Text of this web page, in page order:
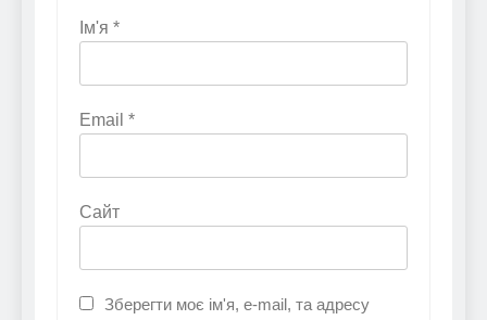
Ім'я *
Email *
Сайт
Зберегти моє ім'я, e-mail, та адресу